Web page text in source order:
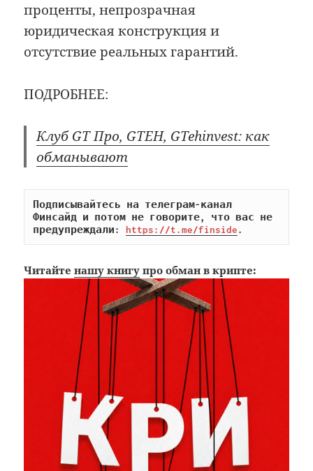
проценты, непрозрачная
юридическая конструкция и
отсутствие реальных гарантий.
ПОДРОБНЕЕ:
Клуб GT Про, GTEH, GTehinvest: как
обманывают
Подписывайтесь на телеграм-канал
Финсайд и потом не говорите, что вас не
предупреждали: https://t.me/finside.
Читайтенашу книгу про обман в крипте: